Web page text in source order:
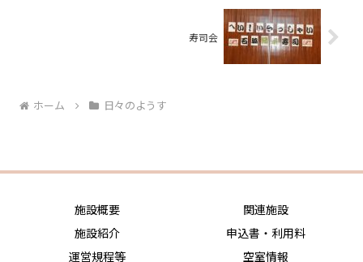
寿司会
ホーム 日々のようす
施設概要
関連施設
施設紹介
申込書・利用料
運営規程等
空室情報